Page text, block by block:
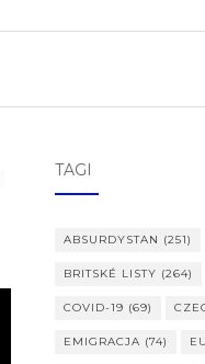
TAGI
ABSURDYSTAN (251)
BRITSKÉ LISTY (264)
COVID-19 (69)
EMIGRACJA (74)